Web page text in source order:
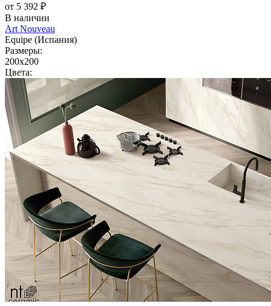
от 5 392 ₽
В наличии
Art Nouveau
Equipe (Испания)
Размеры:
200x200
Цвета: